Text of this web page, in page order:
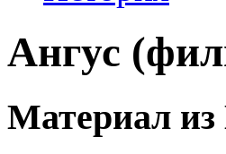
Ангус
Материал из